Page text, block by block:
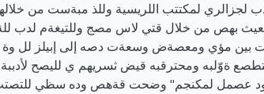
لجزالري لمكتتب اللريسية وللذ مبةست من
بهص من خلال قتي لاس مصج وللتيغةم
بين مؤي ومعصةض وسعةت دصه إلى إبيلز لل وة
ةوّلبه ومحترقبه قيض ثسريهم ي لليصح
عصمل لمكنجم" وضحت قةهص وده سظي للتصتب